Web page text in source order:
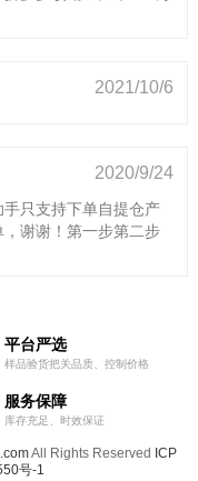
2021/10/6
2020/9/24
只支持下单自提仓产
谢谢！第一步第二步
平台严选
样品验货把关品质、控制价格
服务保障
库存充足、时效保证
All Rights Reserved ICP
号-1